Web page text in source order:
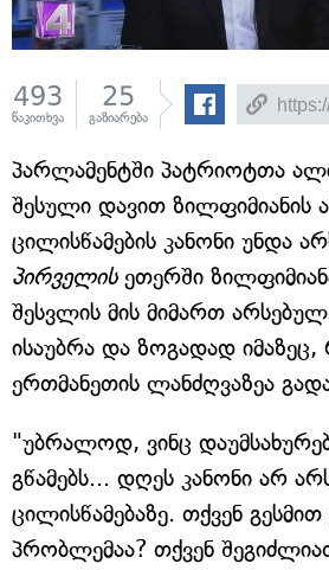
493
წაკითხვა
25
გაზიარება
პარლამენტში პატრიოტთა
შესული დავით ზილფიმიანის
ცილისწამების კანონი უნდა
პირველისეთერში
შესვლის მის მიმართ
ისაუბრა და ზოგადად
ერთმანეთის ლანძღვაზეა
"უბრალოდ, ვინც
გწამებს... დღეს კანონი არ
ცილისწამებაზე. თქვენ
პრობლემაა? თქვენ